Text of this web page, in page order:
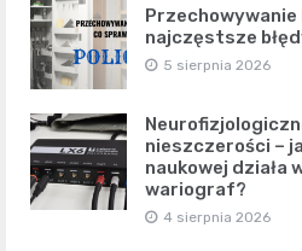
najczęstsze
5 sierpnia 2026
nieszczerości –
naukowej działa
wariograf?
4 sierpnia 2026